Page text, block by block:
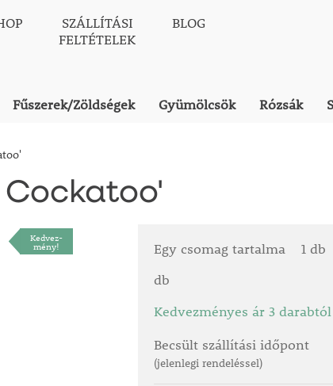
SZÁLLÍTÁSI
FELTÉTELEK
BLOG
Fűszerek/Zöldségek Gyümölcsök Rózsák
Cockatoo'
Kedvez-
mény! Egy csomag tartalma
1 db
db
Kedvezményes ár 3 darabtól
Becsült szállítási időpont
(jelenlegi rendeléssel)